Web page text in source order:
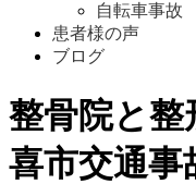
自転車事故
患者様の声
ブログ
整骨院と整
喜市交通事